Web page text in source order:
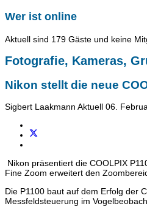
Wer ist online
Aktuell sind 179 Gäste und keine
Fotografie, Kameras,
Nikon stellt die neue
Sigbert Laakmann Aktuell 06.
Nikon präsentiert die COOLPIX
Fine Zoom erweitert den
Die P1100 baut auf dem Erfolg der
Messfeldsteuerung im